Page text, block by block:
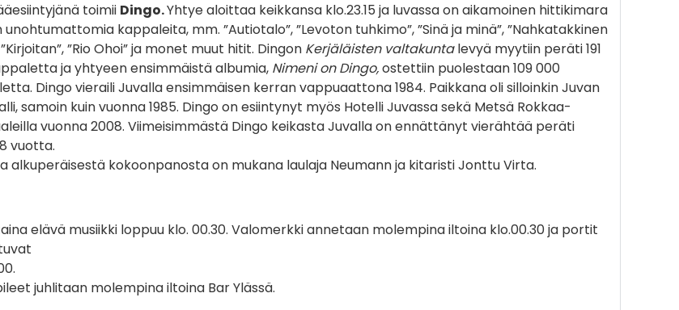
toimii Dingo.Yhtye aloittaa keikkansa klo.23.15 ja luvassa on aikamoinen hittikimara
unohtumattomia kappaleita, mm. ”Autiotalo”, ”Levoton tuhkimo”, ”Sinä ja minä”, ”Nahkatakkinen
”Rio Ohoi” ja monet muut hitit. Dingon Kerjäläisten valtakuntalevyä myytiin peräti 191
ja yhtyeen ensimmäistä albumia, Nimeni on Dingo,ostettiin puolestaan 109 000
Dingo vieraili Juvalla ensimmäisen kerran vappuaattona 1984. Paikkana oli silloinkin Juvan
samoin kuin vuonna 1985. Dingo on esiintynyt myös Hotelli Juvassa sekä Metsä Rokkaa-
vuonna 2008. Viimeisimmästä Dingo keikasta Juvalla on ennättänyt vierähtää peräti
vuotta.
alkuperäisestä kokoonpanosta on mukana laulaja Neumann ja kitaristi Jonttu Virta.
elävä musiikki loppuu klo. 00.30. Valomerkki annetaan molempina iltoina klo.00.30 ja portit
juhlitaan molempina iltoina Bar Ylässä.